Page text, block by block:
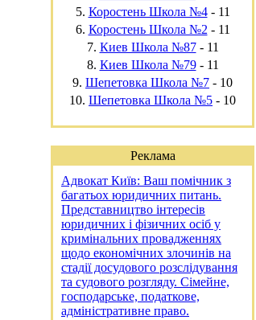
5. Коростень Школа №4- 11
6. Коростень Школа №2 - 11
7. Киев Школа №87- 11
8. Киев Школа №79- 11
9. Шепетовка Школа №7 - 10
10. Шепетовка Школа №5 - 10
Реклама
Адвокат Київ: Ваш помічник з
багатьох юридичних питань.
Представництво інтересів
юридичних і фізичних осіб у
кримінальних провадженнях
щодо економічних злочинів на
стадії досудового розслідування
та судового розгляду. Сімейне,
господарське, податкове,
адміністративне право.